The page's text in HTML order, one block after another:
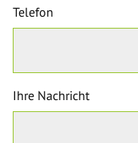
Telefon
Ihre Nachricht